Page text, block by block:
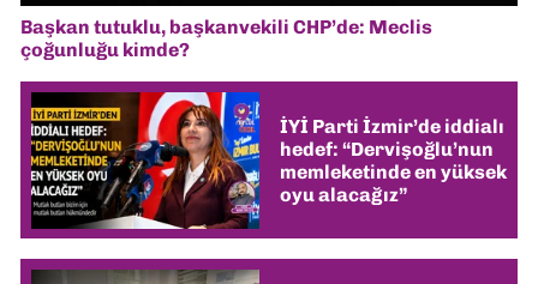
Başkan tutuklu, başkanvekili CHP’de: Meclis
çoğunluğu kimde?
İYİ Parti İzmir’de iddialı
hedef: “Dervişoğlu’nun
memleketinde en yüksek
oyu alacağız”